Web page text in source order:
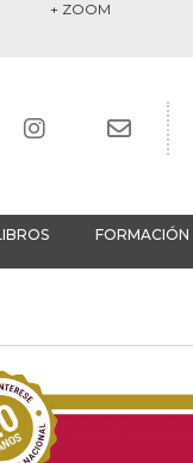
+ ZOOM
FORMACIÓN